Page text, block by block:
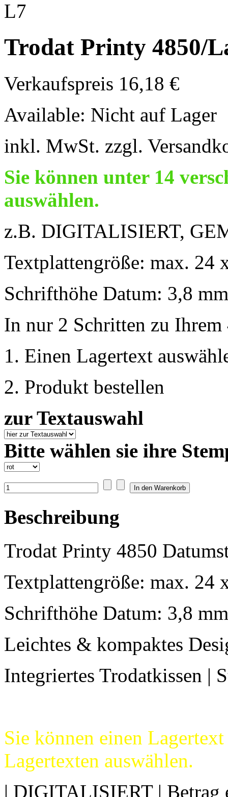
Trodat Printy 4850/
Verkaufspreis 16,18 €
Available: Nicht auf Lager
inkl. MwSt. zzgl.
Sie können unter 14
auswählen.
z.B. DIGITALISIERT,
Textplattengröße: max. 24
Schrifthöhe Datum: 3,8
In nur 2 Schritten zu
1. Einen Lagertext
2. Produkt bestellen
zur Textauswahl
Bitte wählen sie ihre
Beschreibung
Trodat Printy 4850
Textplattengröße: max. 24
Schrifthöhe Datum: 3,8 mm
Leichtes & kompaktes
Integriertes Trodatkissen |
Sie können einen
Lagertexten auswählen.
| DIGITALISIERT | Betrag